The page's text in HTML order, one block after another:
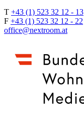
T +43 (1) 523 32 12 - 13
F +43 (1) 523 32 12 - 22
office@nextroom.at